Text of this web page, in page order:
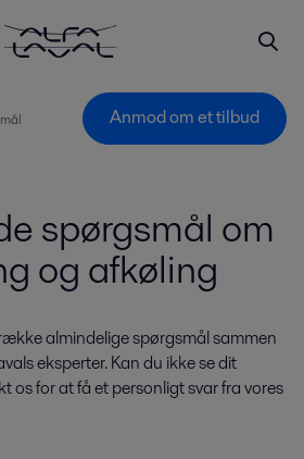
Anmod om et tilbud
spørgsmål om
og afkøling
almindelige spørgsmål sammen
eksperter. Kan du ikke se dit
os for at få et personligt svar fra vores